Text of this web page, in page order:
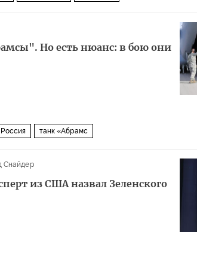
Но есть нюанс: в бою они
Россия танк «Абрамс
Снайдер
из США назвал Зеленского